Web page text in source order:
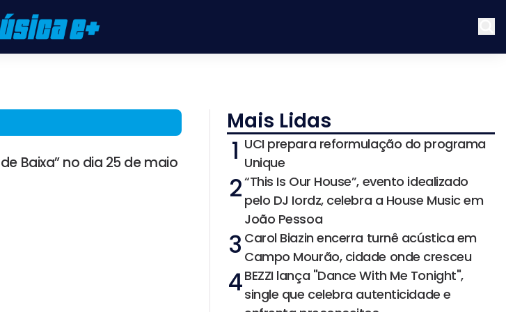
Baixa” no dia 25 de maio
Mais Lidas
1 UCI prepara reformulação do programa
Unique
2“This Is Our House”, evento idealizado
pelo DJ Iordz, celebra a House Music em
João Pessoa
3 Carol Biazin encerra turnê acústica em
Campo Mourão, cidade onde cresceu
4BEZZI lança "Dance With Me Tonight",
single que celebra autenticidade e